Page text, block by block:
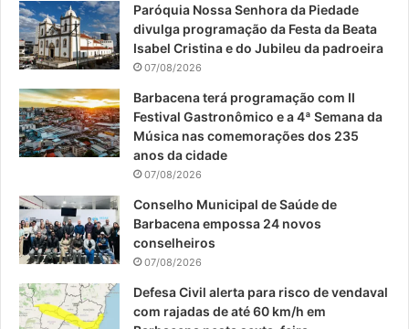
b
o
k
u
b
a
g
a
Paróquia Nossa Senhora da Piedade
divulga programação da Festa da Beata
Isabel Cristina e do Jubileu da padroeira
07/08/2026
Barbacena terá programação com II
Festival Gastronômico e a 4ª Semana da
Música nas comemorações dos 235
anos da cidade
07/08/2026
Conselho Municipal de Saúde de
Barbacena empossa 24 novos
conselheiros
07/08/2026
Defesa Civil alerta para risco de vendaval
com rajadas de até 60 km/h em